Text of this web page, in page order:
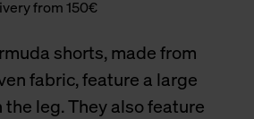
from 150€
shorts, made from
fabric, feature a large
leg. They also feature